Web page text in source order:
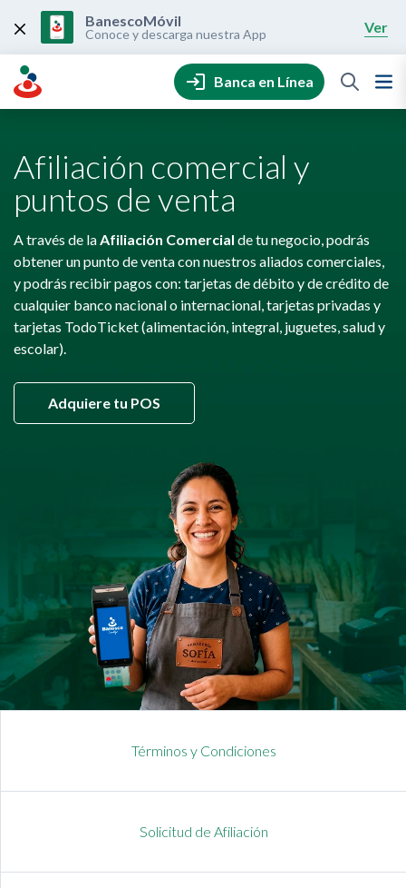
content
BanescoMóvil
Conoce y descarga nuestra App Ver
Banca en Línea
Afiliación comercial y
puntos de venta
A través de laAfiliación Comercial de tu negocio, podrás
obtener un punto de venta con nuestros aliados comerciales,
y podrás recibir pagos con: tarjetas de débito y de crédito de
cualquier banco nacional o internacional, tarjetas privadas y
tarjetas TodoTicket (alimentación, integral, juguetes, salud y
escolar).
Adquiere tu POS
Términos y Condiciones
Solicitud de Afiliación